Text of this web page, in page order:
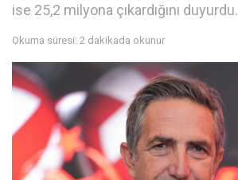
ise 25,2 milyona çıkardığını duyurdu.
Okuma süresi: 2 dakikada okunur